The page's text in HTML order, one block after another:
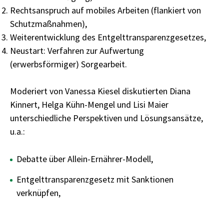
Rechtsanspruch auf mobiles Arbeiten (flankiert von
Schutzmaßnahmen),
Weiterentwicklung des Entgelttransparenzgesetzes,
Neustart: Verfahren zur Aufwertung
(erwerbsförmiger) Sorgearbeit.
Moderiert von Vanessa Kiesel diskutierten Diana
Kinnert, Helga Kühn-Mengel und Lisi Maier
unterschiedliche Perspektiven und Lösungsansätze,
u.a.:
Debatte über Allein-Ernährer-Modell,
Entgelttransparenzgesetz mit Sanktionen
verknüpfen,